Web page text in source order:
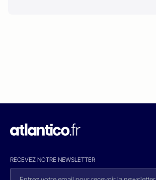
RECEVEZ NOTRE NEWSLETTER